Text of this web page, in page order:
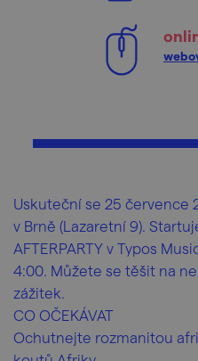
Uskuteční se 25 července
v Brně (Lazaretní 9).
AFTERPARTY v Typos
4:00. Můžete se těšit na
zážitek.
CO OČEKÁVAT
Ochutnejte rozmanitou